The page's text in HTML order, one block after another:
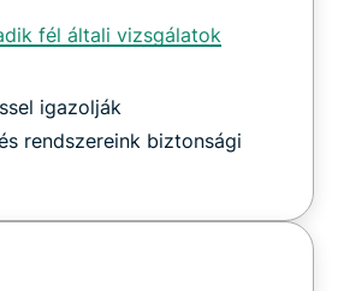
fél általi vizsgálatok
igazolják
rendszereink biztonsági